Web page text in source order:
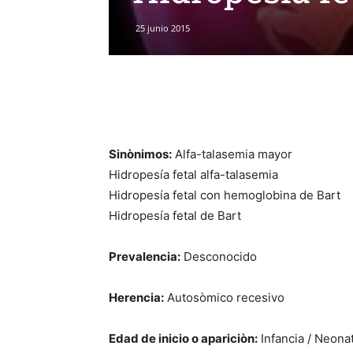
25 junio 2015
Sinònimos: Alfa-talasemia mayor
Hidropesía fetal alfa-talasemia
Hidropesía fetal con hemoglobina de Bart
Hidropesía fetal de Bart
Prevalencia: Desconocido
Herencia: Autosòmico recesivo
Edad de inicio o apariciòn: Infancia /